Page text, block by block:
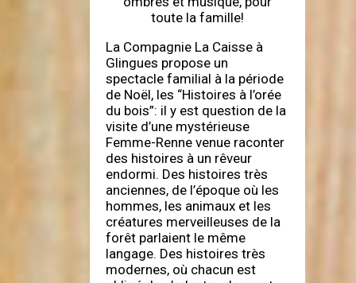
toute la famille!
La Compagnie La Caisse à
Glingues propose un
spectacle familial à la période
de Noël, les “Histoires à l’orée
du bois”: il y est question de la
visite d’une mystérieuse
Femme-Renne venue raconter
des histoires à un rêveur
endormi. Des histoires très
anciennes, de l’époque où les
hommes, les animaux et les
créatures merveilleuses de la
forêt parlaient le même
langage. Des histoires très
modernes, où chacun est